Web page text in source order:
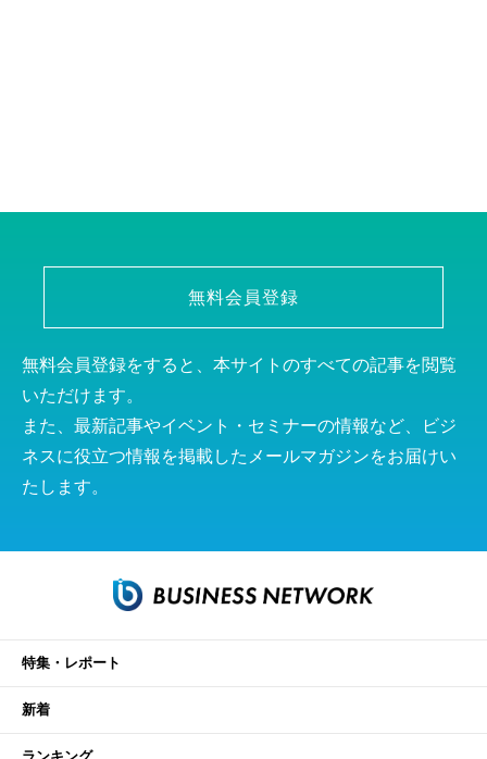
無料会員登録
無料会員登録をすると、本サイトのすべての記事を閲覧
いただけます。
また、最新記事やイベント・セミナーの情報など、ビジ
ネスに役立つ情報を掲載したメールマガジンをお届けい
たします。
特集・レポート
新着